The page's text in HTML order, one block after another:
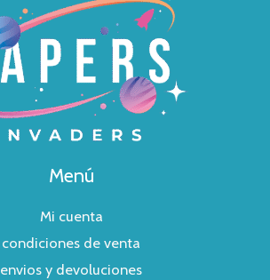
Menú
Mi cuenta
condiciones de venta
envios y devoluciones